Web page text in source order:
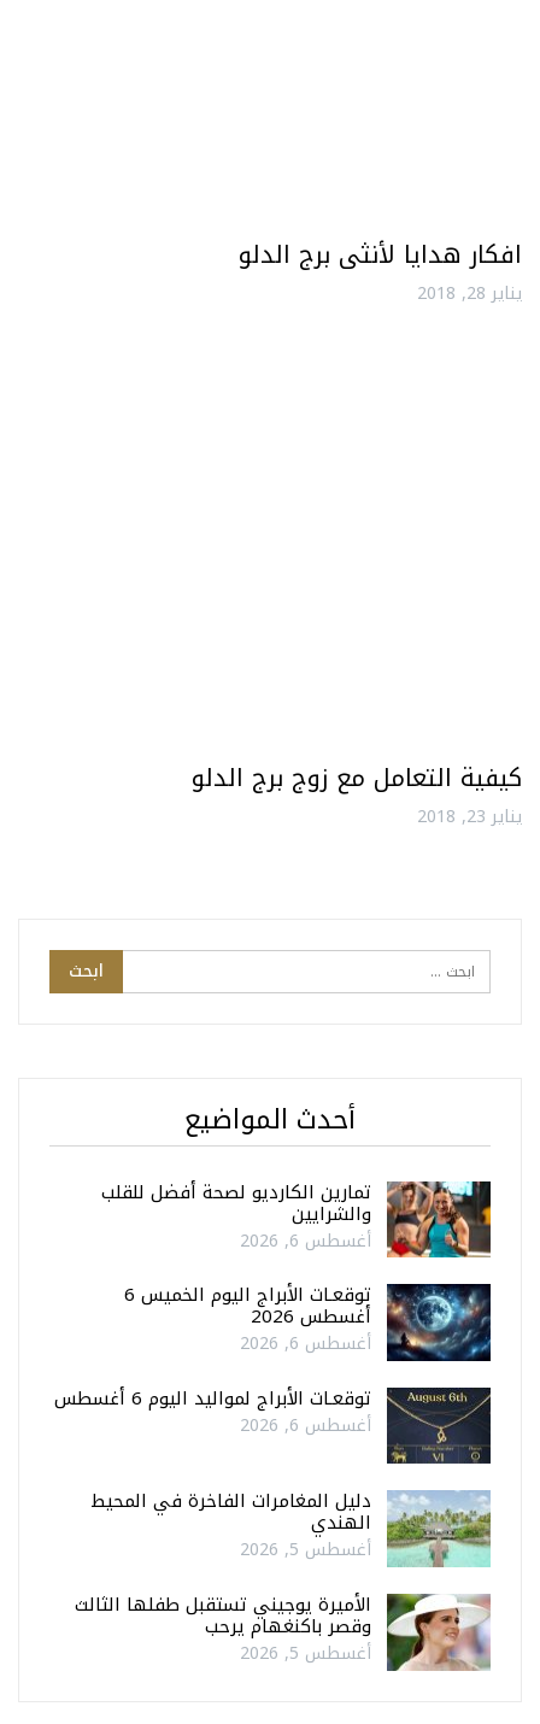
افكار هدايا لأنثى برج الدلو
يناير 28, 2018
كيفية التعامل مع زوج برج الدلو
يناير 23, 2018
أحدث المواضيع
تمارين الكارديو لصحة أفضل للقلب
والشرايين
أغسطس 6, 2026
توقعـات الأبراج اليوم الخميس 6
أغسطس 2026
أغسطس 6, 2026
توقعـات الأبراج لمواليد اليوم 6 أغسطس
أغسطس 6, 2026
دليل المغامرات الفاخرة في المحيط
الهندي
أغسطس 5, 2026
الأميرة يوجيني تستقبل طفلها الثالث
وقصر باكنغهام يرحب
أغسطس 5, 2026